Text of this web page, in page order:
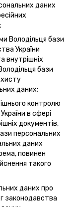
даних
Володільця бази
України
внутрішніх
бази
даних;
контролю
в сфері
документів,
персональних
даних
повинен
такого
даних про
законодавства